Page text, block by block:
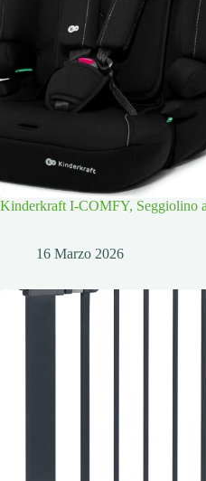
Kinderkraft I-COMFY, Seggiolino
16 Marzo 2026